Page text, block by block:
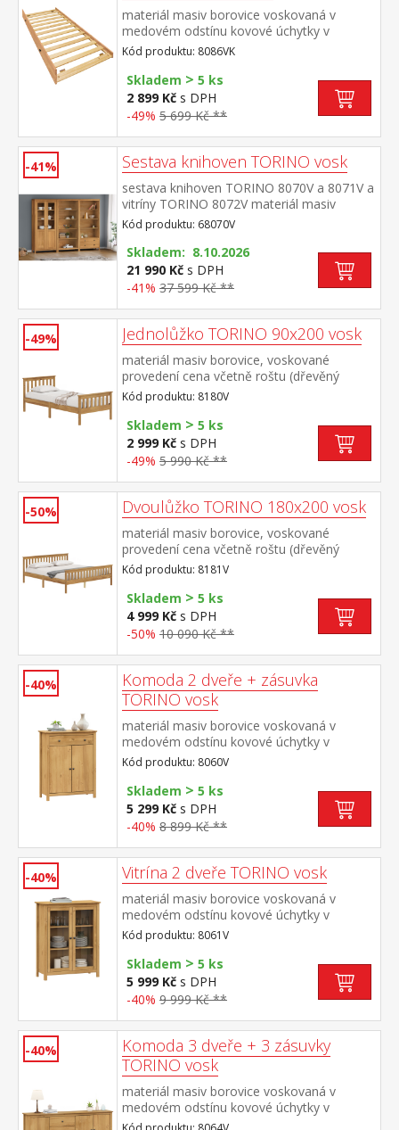
materiál masiv borovice voskovaná v
medovém odstínu kovové úchytky v
barevném provedení černěná
mosaz výsuvná na kolečkách, cena bez
matrace maximální doporučená výška
matrace 14 cm doporučený rozměr
matrace 90 × 200 cm vhodná jako výsuvná
Kód produktu: 8086VK
Skladem > 5 ks
2 899 Kč s DPH
-49% 5 699 Kč **
-41% Sestava knihoven TORINO vosk
sestava knihoven TORINO 8070V a 8071V a
vitríny TORINO 8072V materiál masiv
borovice voskovaná v medovém
odstínu kovové úchytky v barevném
provedení černěná mosaz knihovna 8070V:
čtyři police knihovna 8071V: tři police, dvě
zásuvky s kovovými pojezdy vitrína 8072V:
police rozměr knihovny 8070V (š/h/v) 85 ×
37 × 190 cm rozměr knihovny 8071V (š/h/v)
85 × 37 × 190 cm rozměr vitríny 8072V
(š/h/v) 85 × 37 × 190 cm
Kód produktu: 68070V
Skladem: 8.10.2026
21 990 Kč s DPH
-41% 37 599 Kč **
-49% Jednolůžko TORINO 90x200 vosk
materiál masiv borovice, voskované
provedení cena včetně roštu (dřevěný
laťkový) bez matrace doporučený rozměr
matrace 90 × 200 cm
Kód produktu: 8180V
Skladem > 5 ks
2 999 Kč s DPH
-49% 5 990 Kč **
-50% Dvoulůžko TORINO 180x200 vosk
materiál masiv borovice, voskované
provedení cena včetně roštu (dřevěný
laťkový) bez matrace doporučený rozměr
matrace 180 × 200 cm nebo 2 kusy 90 ×
200 cm
Kód produktu: 8181V
Skladem > 5 ks
4 999 Kč s DPH
-50% 10 090 Kč **
-40%
Komoda 2 dveře + zásuvka
TORINO vosk
materiál masiv borovice voskovaná v
medovém odstínu kovové úchytky v
barevném provedení černěná mosaz 1
zásuvka s kovovými pojezdy, 2 plné dveře,
1 police maximální nosnosti uvedeny v
návodu k montáži
Kód produktu: 8060V
Skladem > 5 ks
5 299 Kč s DPH
-40% 8 899 Kč **
-40% Vitrína 2 dveře TORINO vosk
materiál masiv borovice voskovaná v
medovém odstínu kovové úchytky v
barevném provedení černěná mosaz 2
prosklené dveře, 2 police maximální
nosnosti uvedeny v návodu k montáži
Kód produktu: 8061V
Skladem > 5 ks
5 999 Kč s DPH
-40% 9 999 Kč **
-40%
Komoda 3 dveře + 3 zásuvky
TORINO vosk
materiál masiv borovice voskovaná v
medovém odstínu kovové úchytky v
barevném provedení černěná mosaz 3